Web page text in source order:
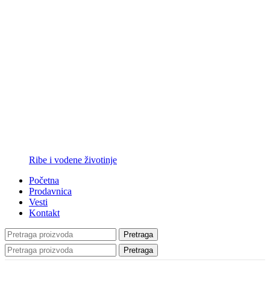
Ribe i vodene životinje
Početna
Prodavnica
Vesti
Kontakt
Pretraga
Pretraga